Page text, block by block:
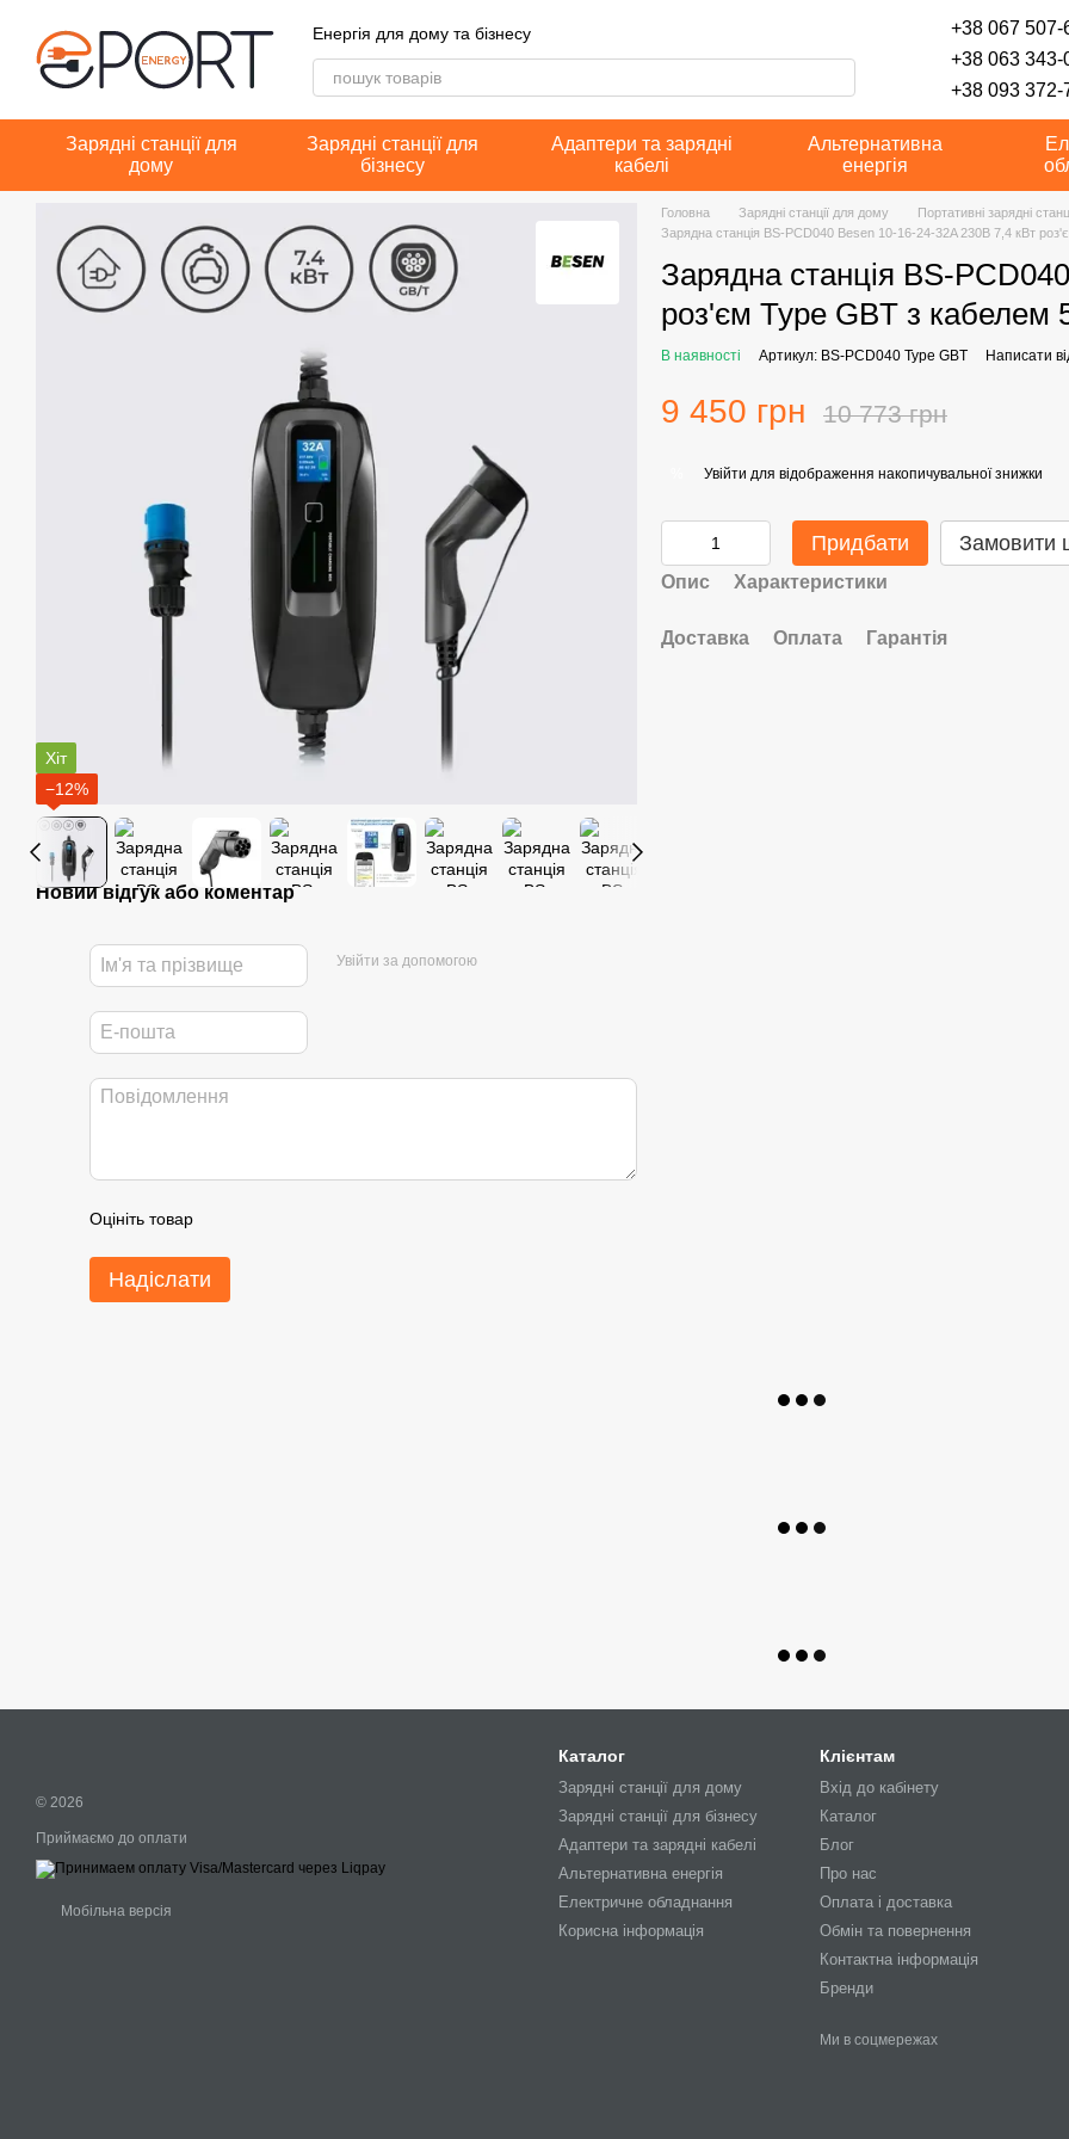
Енергія для дому та бізнесу
+38 067 507-
+38 063 343-
+38 093 372-
Зарядні станції для
дому
Зарядні станції для
бізнесу
Адаптери та зарядні
кабелі
Альтернативна
енергія
Хіт
−12%
Новий відгук або коментар
Увійти за допомогою
Оцініть товар
Надіслати
Головна Зарядні станції для дому Портативні зарядні
Зарядна станція BS-PCD040 Besen 10-16-24-32A 230В 7,4 кВт
Зарядна станція BS-
роз'єм Type GBT з кабелем
В наявності Артикул: BS-PCD040 Type GBT Написати
9 450 грн 10 773 грн
Увійти для відображення накопичувальної знижки
Придбати Замовити
Опис Характеристики
Доставка Оплата Гарантія
© 2026
Приймаємо до оплати
Мобільна версія
Каталог
Зарядні станції для дому
Зарядні станції для бізнесу
Адаптери та зарядні кабелі
Альтернативна енергія
Електричне обладнання
Корисна інформація
Клієнтам
Вхід до кабінету
Каталог
Блог
Про нас
Оплата і доставка
Обмін та повернення
Контактна інформація
Бренди
Ми в соцмережах